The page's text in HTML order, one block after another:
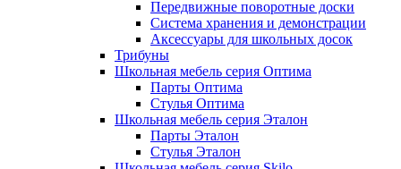
Передвижные поворотные доски
Система хранения и демонстрации
Аксессуары для школьных досок
Трибуны
Школьная мебель серия Оптима
Парты Оптима
Стулья Оптима
Школьная мебель серия Эталон
Парты Эталон
Стулья Эталон